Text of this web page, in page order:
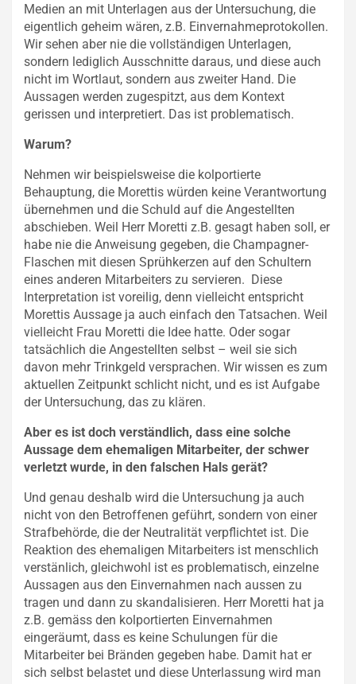
Medien an mit Unterlagen aus der Untersuchung, die
eigentlich geheim wären, z.B. Einvernahmeprotokollen.
Wir sehen aber nie die vollständigen Unterlagen,
sondern lediglich Ausschnitte daraus, und diese auch
nicht im Wortlaut, sondern aus zweiter Hand. Die
Aussagen werden zugespitzt, aus dem Kontext
gerissen und interpretiert. Das ist problematisch.
Warum?
Nehmen wir beispielsweise die kolportierte
Behauptung, die Morettis würden keine Verantwortung
übernehmen und die Schuld auf die Angestellten
abschieben. Weil Herr Moretti z.B. gesagt haben soll, er
habe nie die Anweisung gegeben, die Champagner-
Flaschen mit diesen Sprühkerzen auf den Schultern
eines anderen Mitarbeiters zu servieren. Diese
Interpretation ist voreilig, denn vielleicht entspricht
Morettis Aussage ja auch einfach den Tatsachen. Weil
vielleicht Frau Moretti die Idee hatte. Oder sogar
tatsächlich die Angestellten selbst – weil sie sich
davon mehr Trinkgeld versprachen. Wir wissen es zum
aktuellen Zeitpunkt schlicht nicht, und es ist Aufgabe
der Untersuchung, das zu klären.
Aber es ist doch verständlich, dass eine solche
Aussage dem ehemaligen Mitarbeiter, der schwer
verletzt wurde, in den falschen Hals gerät?
Und genau deshalb wird die Untersuchung ja auch
nicht von den Betroffenen geführt, sondern von einer
Strafbehörde, die der Neutralität verpflichtet ist. Die
Reaktion des ehemaligen Mitarbeiters ist menschlich
verstänlich, gleichwohl ist es problematisch, einzelne
Aussagen aus den Einvernahmen nach aussen zu
tragen und dann zu skandalisieren. Herr Moretti hat ja
z.B. gemäss den kolportierten Einvernahmen
eingeräumt, dass es keine Schulungen für die
Mitarbeiter bei Bränden gegeben habe. Damit hat er
sich selbst belastet und diese Unterlassung wird man